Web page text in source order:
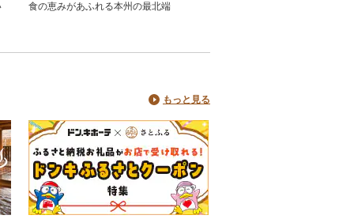
食の恵みがあふれる本州の最北端
もっと見る